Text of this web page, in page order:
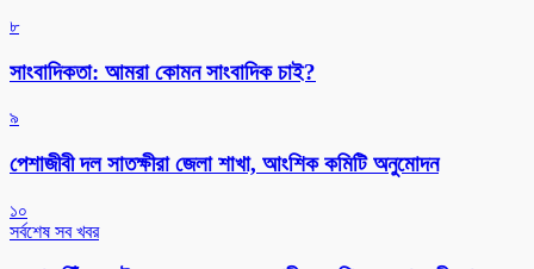
৮
সাংবাদিকতা: আমরা কোমন সাংবাদিক চাই?
৯
পেশাজীবী দল সাতক্ষীরা জেলা শাখা, আংশিক কমিটি অনুমোদন
১০
সর্বশেষ সব খবর